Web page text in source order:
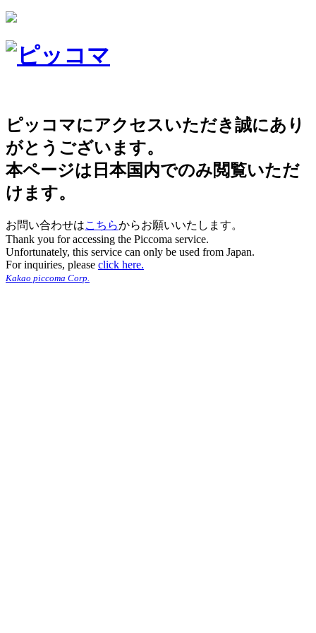
ピッコマにアクセスいただき誠にあり
がとうございます。
本ページは日本国内でのみ閲覧いただ
けます。
お問い合わせはこちらからお願いいたします。
Thank you for accessing the Piccoma service.
Unfortunately, this service can only be used from Japan.
For inquiries, please click here.
Kakao piccoma Corp.